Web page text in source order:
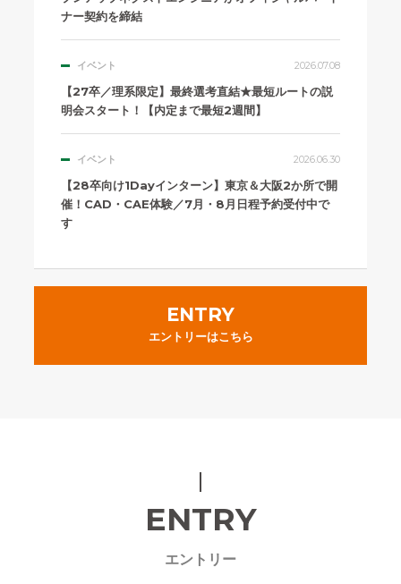
ナー契約を締結
イベント 2026.07.08
【27卒／理系限定】最終選考直結★最短ルートの説
明会スタート！【内定まで最短2週間】
イベント 2026.06.30
【28卒向け1Dayインターン】東京＆大阪2か所で開
催！CAD・CAE体験／7月・8月日程予約受付中で
す
ENTRY
エントリーはこちら
ENTRY
エントリー